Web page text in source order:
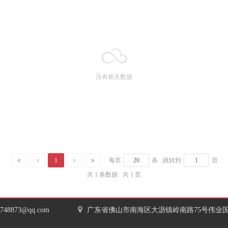
没有相关数据
1 每页 条 跳转到
页
共 1 条数据
共 1 页
广东省佛山市南海区大沥镇岭南路75号伟业